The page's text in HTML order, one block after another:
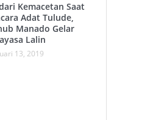
Kemacetan Saat
Adat Tulude,
Manado Gelar
Lalin
13, 2019